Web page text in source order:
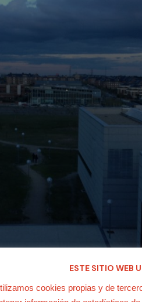
ESTE SITIO WEB
cookies propias y de